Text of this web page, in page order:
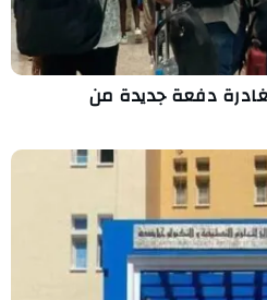
دفعة جديدة من